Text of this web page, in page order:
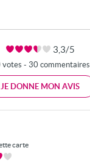
3,3/5
votes - 30 commentaires
JE DONNE MON AVIS
carte